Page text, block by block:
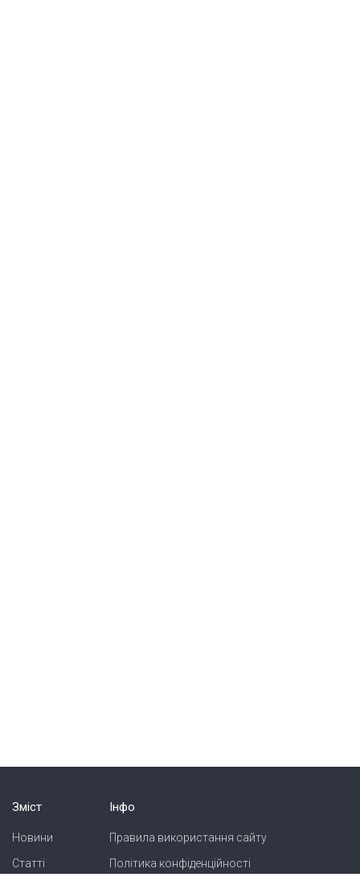
Зміст
Новини
Статті
Інфо
Правила використання сайту
Політика конфіденційності